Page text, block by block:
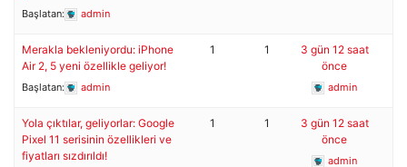
Başlatan: admin
Merakla bekleniyordu: iPhone
Air 2, 5 yeni özellikle geliyor!
Başlatan: admin
1 1
3 gün 12 saat
önce
admin
Yola çıktılar, geliyorlar: Google
Pixel 11 serisinin özellikleri ve
fiyatları sızdırıldı!
1 1
3 gün 12 saat
önce
admin